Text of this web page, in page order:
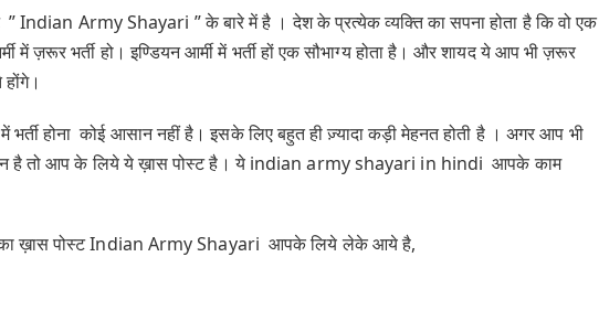
Indian Army Shayari ” के बारे में है । देश के प्रत्येक व्यक्ति का सपना होता है कि वो एक
में ज़रूर भर्ती हो। इण्डियन आर्मी में भर्ती हों एक सौभाग्य होता है। और शायद ये आप भी ज़रूर
में भर्ती होना कोई आसान नहीं है। इसके लिए बहुत ही ज़्यादा कड़ी मेहनत होती है । अगर आप भी
है तो आप के लिये ये ख़ास पोस्ट है। ये indian army shayari in hindi आपके काम
ख़ास पोस्ट Indian Army Shayari आपके लिये लेके आये है,